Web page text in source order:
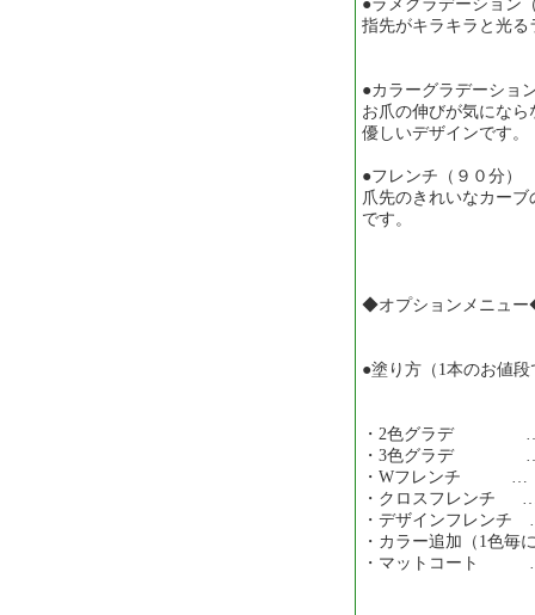
●ラメグラデーショ
指先がキラキラと光
●カラーグラデーシ
お爪の伸びが気にな
優しいデザインです。
●フレンチ（９
爪先のきれいなカー
です。
◆オプションメニュ
●塗り方（1本のお値段
・2色グラデ …
・3色グラデ …
・Wフレンチ …
・クロスフレンチ
・デザインフレンチ
・カラー追加（1色毎
・マットコート